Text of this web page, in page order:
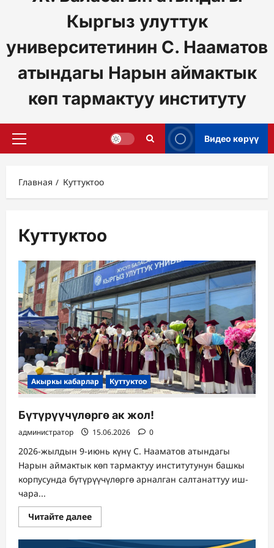
Кыргыз улуттук
университетинин С. Нааматов
атындагы Нарын аймактык
көп тармактуу институту
Основное
Видео көрүү
Главная Куттуктоо
Куттуктоо
Акыркы кабарлар Куттуктоо
Бүтүрүүчүлөргө ак жол!
администратор 15.06.2026 0
2026-жылдын 9-июнь күнү С. Нааматов атындагы
Нарын аймактык көп тармактуу институтунун башкы
корпусунда бүтүрүүчүлөргө арналган салтанаттуу иш-
чара...
Читайте далееПрочитать
больше
Бүтүрүүчүлөргө